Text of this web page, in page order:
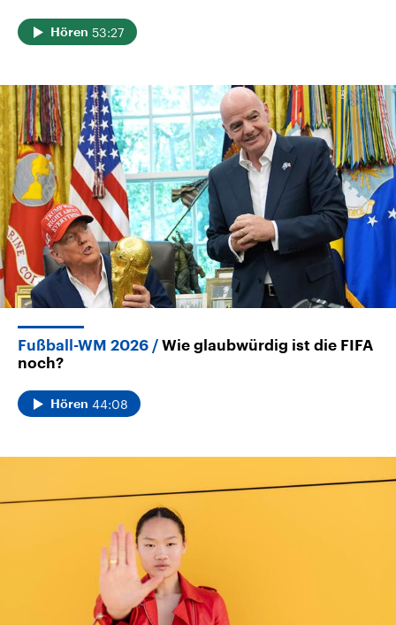
Hören 53:27
Fußball-WM 2026
Wie glaubwürdig ist die FIFA
noch?
Hören 44:08